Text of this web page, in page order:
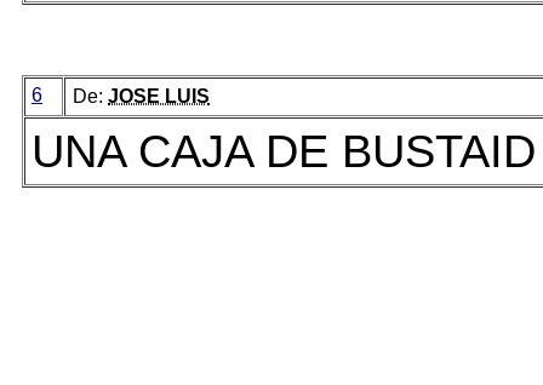
6 De: JOSE LUIS
UNA CAJA DE BUSTAID